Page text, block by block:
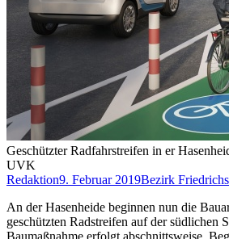
Geschützter Radfahrstreifen in er
UVK
Redaktion9. Februar 2019Bezirk
An der Hasenheide beginnen nun die
geschützten Radstreifen auf der südlichen